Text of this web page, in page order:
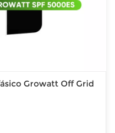
Growatt Off Grid